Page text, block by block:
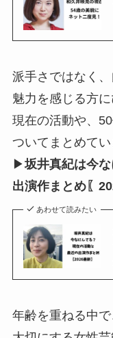
派手さではなく
魅力を感じる方
現在の活動や、
ついてまとめてい
▶坂井真紀は今
出演作まとめ〖
あわせて読みたい
年齢を重ねる中